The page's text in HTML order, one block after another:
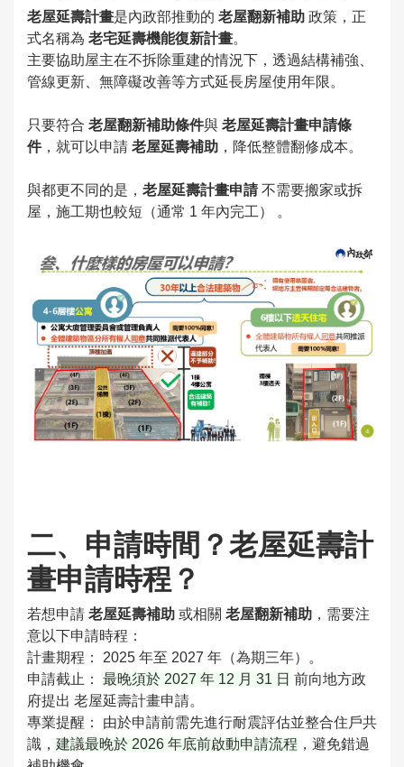
老屋延壽計畫是內政部推動的 老屋翻新補助 政策，正
式名稱為 老宅延壽機能復新計畫。
主要協助屋主在不拆除重建的情況下，透過結構補強、
管線更新、無障礙改善等方式延長房屋使用年限。
只要符合 老屋翻新補助條件與 老屋延壽計畫申請條
件，就可以申請 老屋延壽補助 ，降低整體翻修成本。
與都更不同的是， 老屋延壽計畫申請不需要搬家或拆
屋，施工期也較短（通常 1 年內完工） 。
二、申請時間？老屋延壽計
畫申請時程？
若想申請 老屋延壽補助 或相關 老屋翻新補助 ，需要注
意以下申請時程：
計畫期程： 2025 年至 2027 年（為期三年）。
申請截止： 最晚須於 2027 年 12 月 31 日 前向地方政
府提出 老屋延壽計畫申請。
專業提醒： 由於申請前需先進行耐震評估並整合住戶共
識， 建議最晚於 2026 年底前啟動申請流程 ，避免錯過